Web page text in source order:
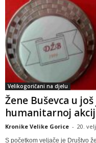
Velikogoričani na djelu
Žene Buševca u
humanitarnoj
Kronike Velike Gorice - 20.
S početkom veljače je Društvo